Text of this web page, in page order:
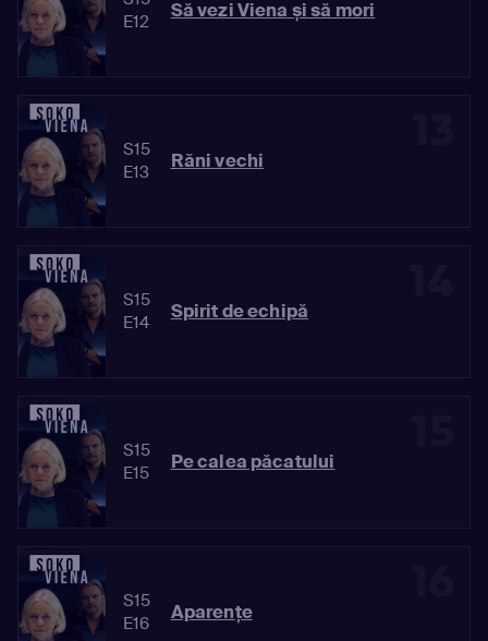
E12
Să vezi Viena și să mori
S15
E13
Răni vechi
S15
E14
Spirit de echipă
S15
E15
Pe calea păcatului
S15
E16
Aparențe